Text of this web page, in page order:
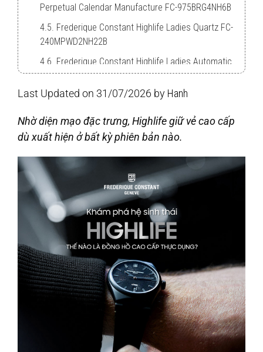
Perpetual Calendar Manufacture FC-975BRG4NH6B
4.5. Frederique Constant Highlife Ladies Quartz FC-
240MPWD2NH22B
4.6. Frederique Constant Highlife Ladies Automatic
Sparkling FC-303LBSD2NHD6B
4.7. Frederique Constant Highlife Ladies Automatic
Last Updated on 31/07/2026 by Hanh
Nhờ diện mạo đặc trưng, Highlife giữ vẻ cao cấp
dù xuất hiện ở bất kỳ phiên bản nào.